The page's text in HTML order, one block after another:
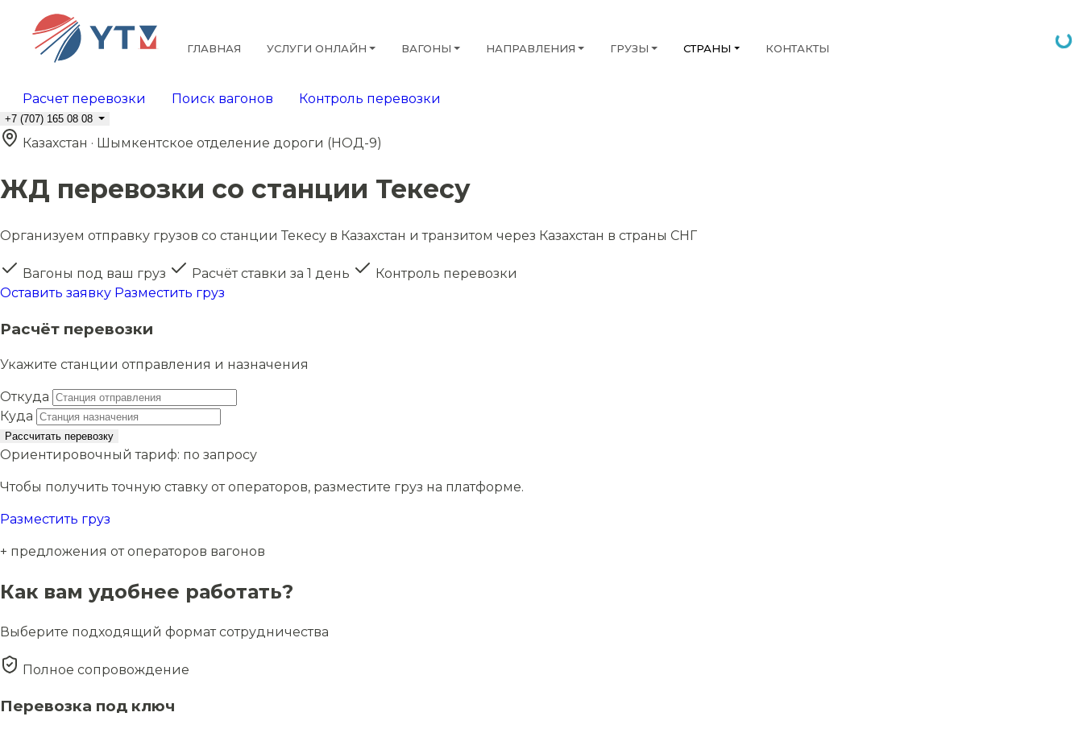
ГЛАВНАЯ УСЛУГИ ОНЛАЙН ВАГОНЫ НАПРАВЛЕНИЯ ГРУЗЫ СТРАНЫ КОНТАКТЫ
Расчет перевозки Поиск вагонов Контроль перевозки
+7 (707) 165 08 08
Казахстан · Шымкентское отделение дороги (НОД-9)
ЖД перевозки со станции Текесу
Организуем отправку грузов со станции Текесу в Казахстан и транзитом через Казахстан в страны СНГ
Вагоны под ваш груз Расчёт ставки за 1 день
Контроль перевозки
Оставить заявку Разместить груз
Расчёт перевозки
Укажите станции отправления и назначения
Откуда
Куда
Рассчитать перевозку
Ориентировочный тариф: по запросу
Чтобы получить точную ставку от операторов, разместите груз на платформе.
Разместить груз
+ предложения от операторов вагонов
Как вам удобнее работать?
Выберите подходящий формат сотрудничества
Полное сопровождение
Перевозка под ключ